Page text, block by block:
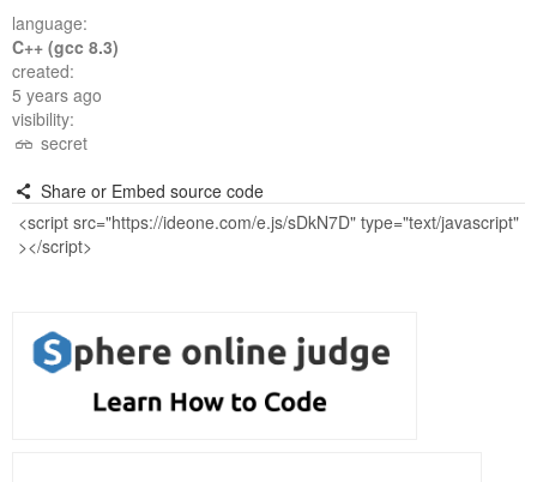
language:
C++ (gcc 8.3)
created:
5 years ago
visibility:
secret
Share or Embed source code